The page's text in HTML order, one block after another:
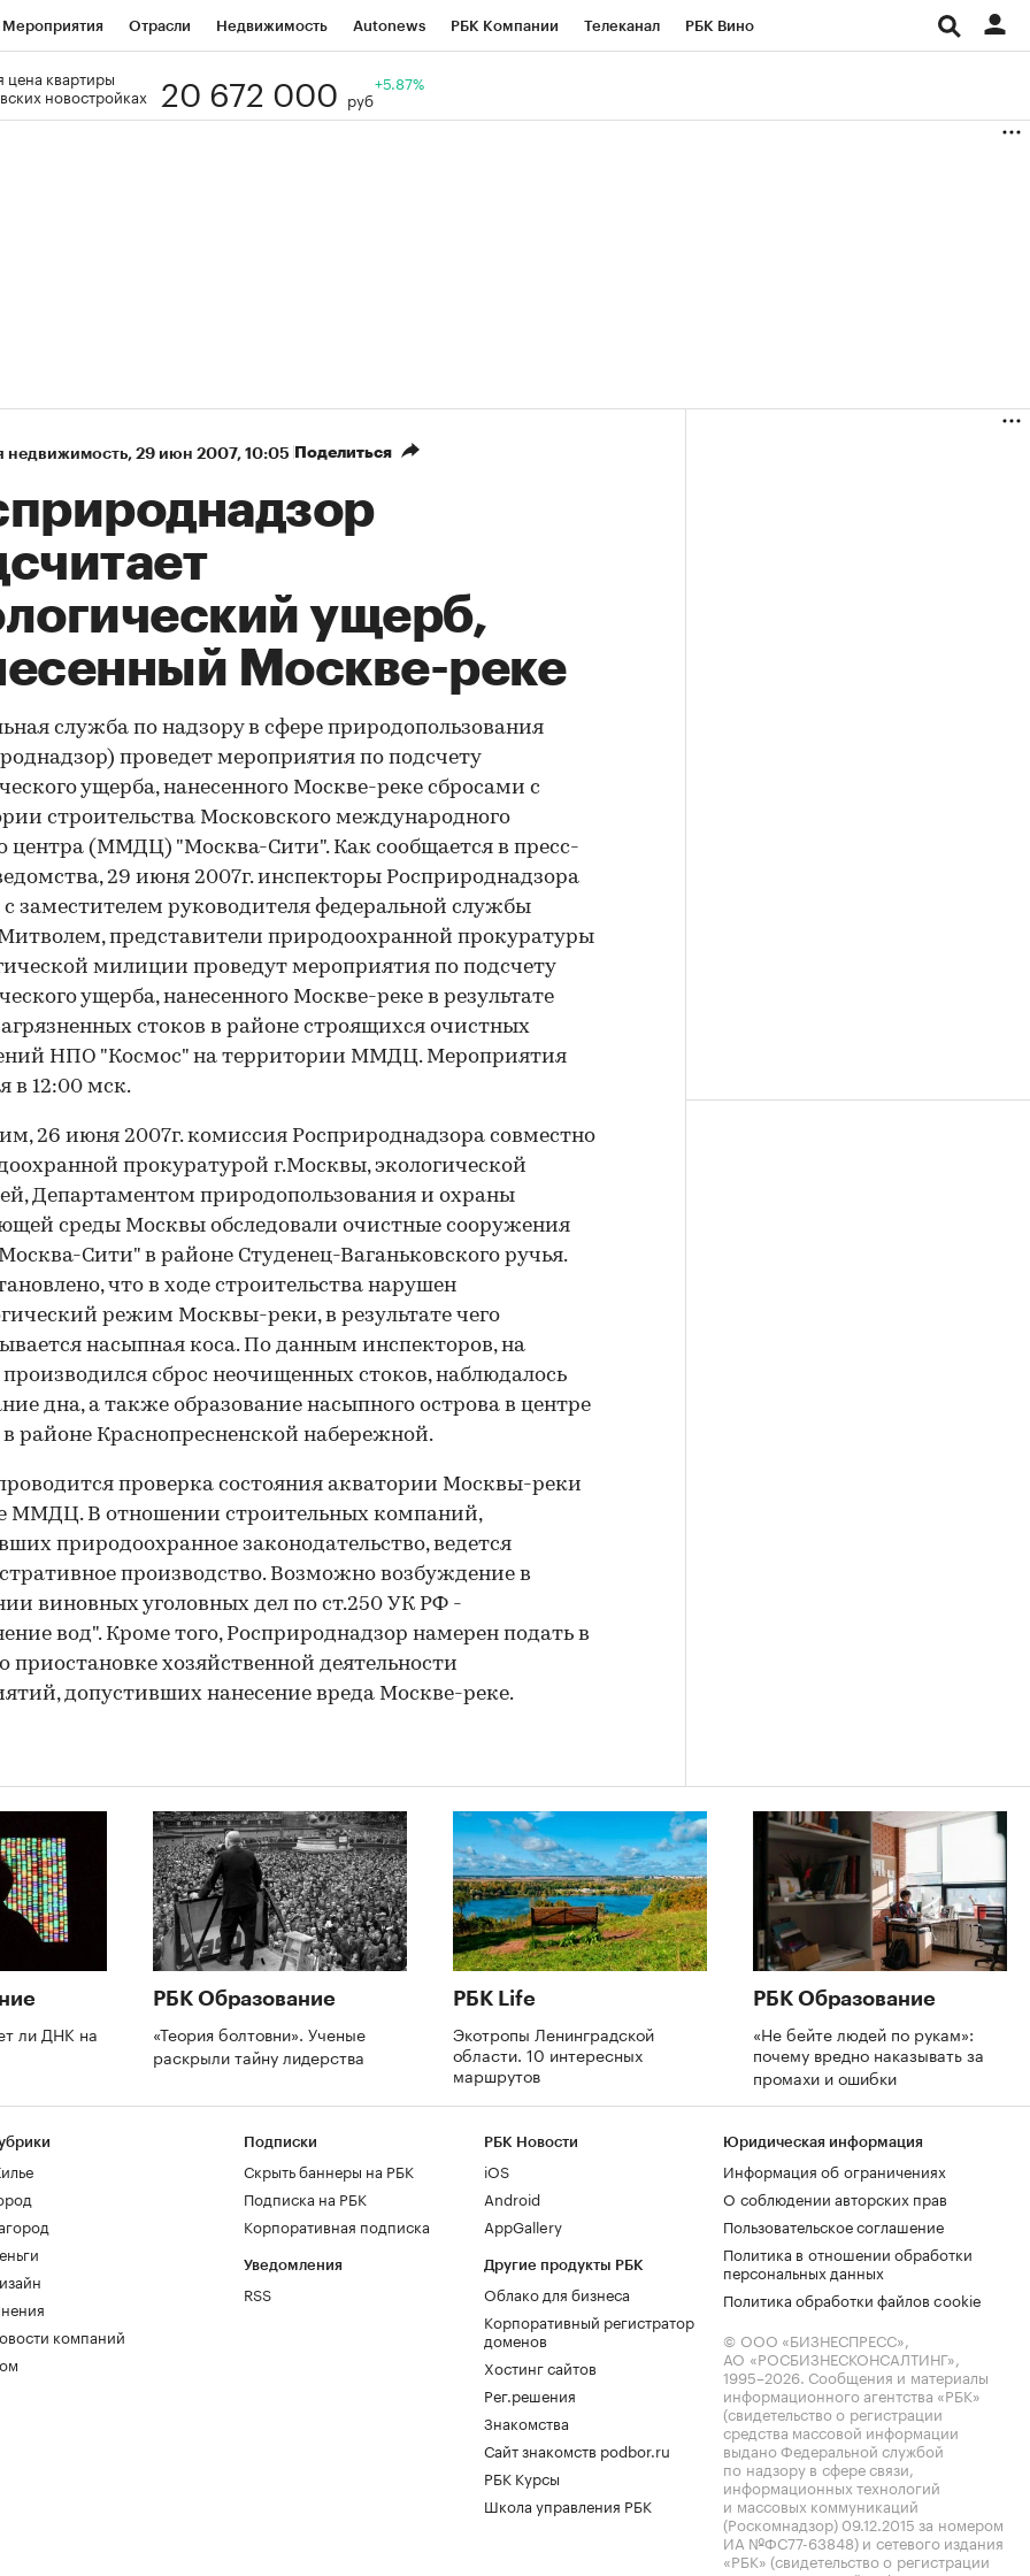
Мероприятия Отрасли Недвижимость Autonews РБК Компании Телеканал РБК Вино
Визионеры
цена квартиры
новостройках
20 672 000 руб
+5.87%
недвижимость⁠, 29 июн 2007, 10:05 Поделиться
ущерб,
Москве-реке
служба по надзору в сфере природопользования
проведет мероприятия по подсчету
ущерба, нанесенного Москве-реке сбросами с
строительства Московского международного
центра (ММДЦ) "Москва-Сити". Как сообщается в пресс-
29 июня 2007г. инспекторы Росприроднадзора
с заместителем руководителя федеральной службы
представители природоохранной прокуратуры
милиции проведут мероприятия по подсчету
ущерба, нанесенного Москве-реке в результате
стоков в районе строящихся очистных
НПО "Космос" на территории ММДЦ. Мероприятия
в 12:00 мск.
26 июня 2007г. комиссия Росприроднадзора совместно
прокуратурой г.Москвы, экологической
Департаментом природопользования и охраны
среды Москвы обследовали очистные сооружения
Сити" в районе Студенец-Ваганьковского ручья.
что в ходе строительства нарушен
режим Москвы-реки, в результате чего
насыпная коса. По данным инспекторов, на
производился сброс неочищенных стоков, наблюдалось
дна, а также образование насыпного острова в центре
районе Краснопресненской набережной.
проверка состояния акватории Москвы-реки
ММДЦ. В отношении строительных компаний,
природоохранное законодательство, ведется
производство. Возможно возбуждение в
виновных уголовных дел по ст.250 УК РФ -
вод". Кроме того, Росприроднадзор намерен подать в
приостановке хозяйственной деятельности
допустивших нанесение вреда Москве-реке.
ли ДНК на
РБК Образование
«Теория болтовни». Ученые
раскрыли тайну лидерства
РБК Life
Экотропы Ленинградской
области. 10 интересных
маршрутов
РБК Образование
«Не бейте людей по рукам»:
почему вредно наказывать за
промахи и ошибки
компаний
Подписки
Скрыть баннеры на РБК
Подписка на РБК
Корпоративная подписка
Уведомления
RSS
РБК Новости
iOS
Android
AppGallery
Другие продукты РБК
Облако для бизнеса
Корпоративный регистратор
доменов
Хостинг сайтов
Рег.решения
Знакомства
Сайт знакомств podbor.ru
РБК Курсы
Школа управления РБК
Юридическая информация
Информация об ограничениях
О соблюдении авторских прав
Пользовательское соглашение
Политика в отношении обработки
персональных данных
Политика обработки файлов cookie
© ООО «БИЗНЕСПРЕСС»,
АО «РОСБИЗНЕСКОНСАЛТИНГ»,
1995–2026. Сообщения и материалы
информационного агентства «РБК»
(свидетельство о регистрации
средства массовой информации
выдано Федеральной службой
по надзору в сфере связи,
информационных технологий
и массовых коммуникаций
(Роскомнадзор) 09.12.2015 за номером
ИА №ФС77-63848) и сетевого издания
«РБК» (свидетельство о регистрации